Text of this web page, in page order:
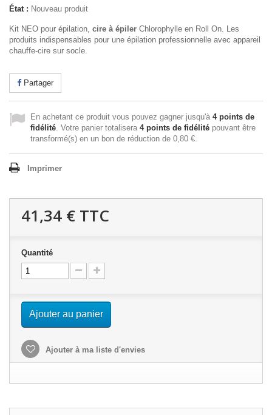
État : Nouveau produit
Kit NEO pour épilation, cire à épiler Chlorophylle en Roll On. Les
produits indispensables pour une épilation professionnelle avec appareil
chauffe-cire sur socle.
Partager
En achetant ce produit vous pouvez gagner jusqu'à 4points de
fidélité. Votre panier totalisera 4points de fidélité pouvant être
transformé(s) en un bon de réduction de 0,80 €.
Imprimer
41,34 € TTC
Quantité
Ajouter au panier
Ajouter à ma liste d'envies